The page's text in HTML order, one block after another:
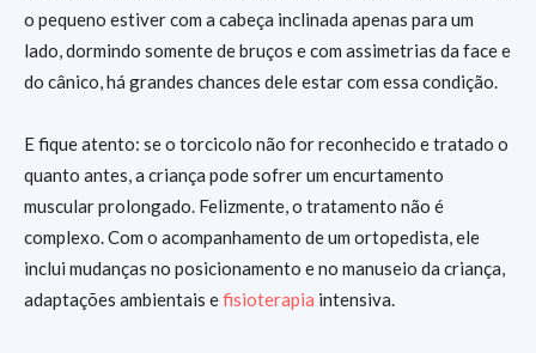
o pequeno estiver com a cabeça inclinada apenas para um
lado, dormindo somente de bruços e com assimetrias da face e
do cânico, há grandes chances dele estar com essa condição.
E fique atento: se o torcicolo não for reconhecido e tratado o
quanto antes, a criança pode sofrer um encurtamento
muscular prolongado. Felizmente, o tratamento não é
complexo. Com o acompanhamento de um ortopedista, ele
inclui mudanças no posicionamento e no manuseio da criança,
adaptações ambientais efisioterapia intensiva.